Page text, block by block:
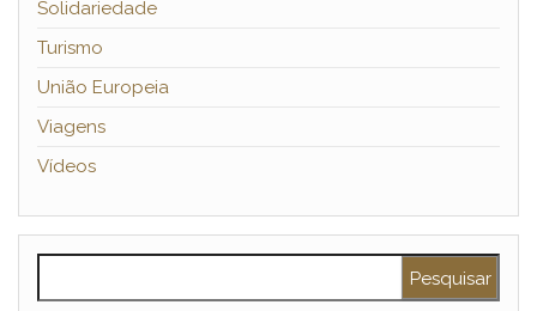
Solidariedade
Turismo
União Europeia
Viagens
Vídeos